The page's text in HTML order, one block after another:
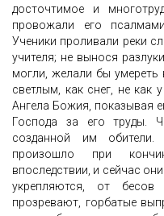
досточтимое и
провожали его
Ученики проливали реки
учителя; не вынося
могли, желали бы
светлым, как снег, не как
Ангела Божия, показывая
Господа за его труды.
созданной им обители.
произошло при
впоследствии, и сейчас
укрепляются, от
прозревают, горбатые